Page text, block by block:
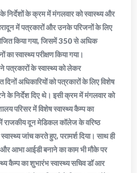
निर्देशों के क्रम में मंगलवार को स्वास्थ्य और
में पत्रकारों और उनके परिजनों के लिए
किया गया, जिसमें 350 से अधिक
स्वास्थ्य परीक्षण किया गया।
पत्रकारों के स्वास्थ्य को लेकर
अधिकारियों को पत्रकारों के लिए विशेष
के निर्देश दिए थे। इसी क्रम में मंगलवार को
परिसर में विशेष स्वास्थ्य कैम्प का
राजकीय दून मेडिकल कॉलेज के वरिष्ठ
जांच करते हुए, परामर्श दिया। साथ ही
आभा आईडी बनाने का काम भी मौके पर
कैम्प का शुभारंभ स्वास्थ्य सचिव डॉ आर